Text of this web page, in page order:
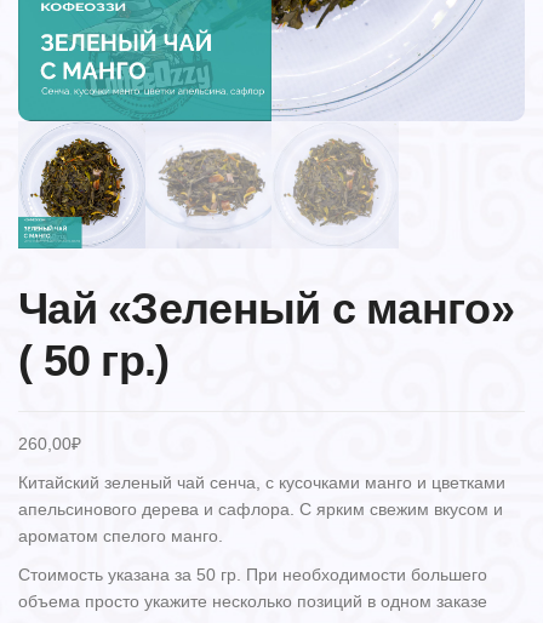
Чай «Зеленый с манго»
( 50 гр.)
260,00₽
Китайский зеленый чай сенча, с кусочками манго и цветками
апельсинового дерева и сафлора. С ярким свежим вкусом и
ароматом спелого манго.
Стоимость указана за 50 гр. При необходимости большего
объема просто укажите несколько позиций в одном заказе